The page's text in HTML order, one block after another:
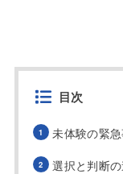
目次
未体験の緊
選択と判断